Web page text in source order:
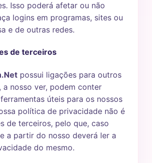
Isso poderá afetar ou não
logins em programas, sites ou
e de outras redes.
de terceiros
possui ligações para outros
a nosso ver, podem conter
úteis para os nossos
política de privacidade não é
de terceiros, pelo que, caso
a partir do nosso deverá ler a
do mesmo.